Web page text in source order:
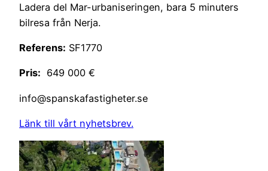
Ladera del Mar-urbaniseringen, bara 5 minuters
bilresa från Nerja.
Referens: SF1770
Pris: 649 000 €
info@spanskafastigheter.se
Länk till vårt nyhetsbrev.